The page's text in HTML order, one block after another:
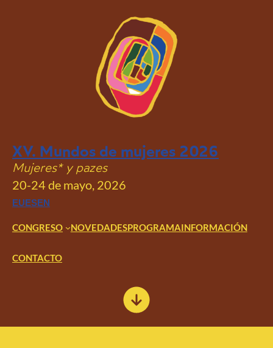
XV. Mundos de mujeres 2026
Mujeres* y pazes
20-24 de mayo, 2026
EUESEN
CONGRESO NOVEDADESPROGRAMAINFORMACIÓN
CONTACTO